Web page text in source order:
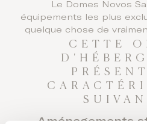
Le Domes Novos
équipements les plus
quelque chose de
CETTE